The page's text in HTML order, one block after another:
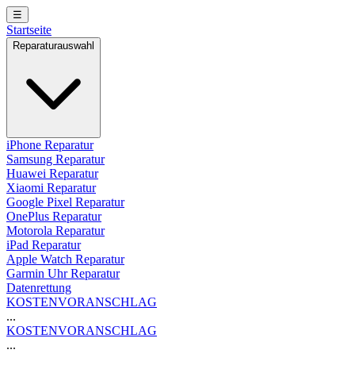
☰
Startseite
Reparaturauswahl
iPhone Reparatur
Samsung Reparatur
Huawei Reparatur
Xiaomi Reparatur
Google Pixel Reparatur
OnePlus Reparatur
Motorola Reparatur
iPad Reparatur
Apple Watch Reparatur
Garmin Uhr Reparatur
Datenrettung
KOSTENVORANSCHLAG
...
KOSTENVORANSCHLAG
...